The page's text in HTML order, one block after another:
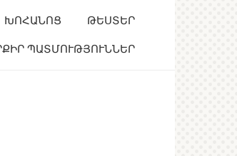
ԽՈՀԱՆՈՑ ԹԵՍՏԵՐ
ՊԱՏՄՈՒԹՅՈՒՆՆԵՐ